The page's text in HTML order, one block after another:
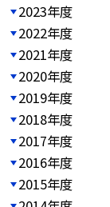
2023年度
2022年度
2021年度
2020年度
2019年度
2018年度
2017年度
2016年度
2015年度